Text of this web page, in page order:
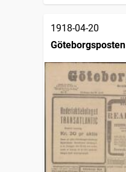
1918-04-20
Göteborgsposten